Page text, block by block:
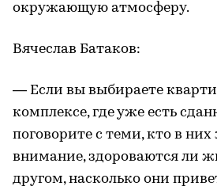
окружающую атмосферу.
Вячеслав Батаков:
— Если вы выбираете
комплексе, где уже есть
поговорите с теми, кто в
внимание, здороваются ли
другом, насколько они